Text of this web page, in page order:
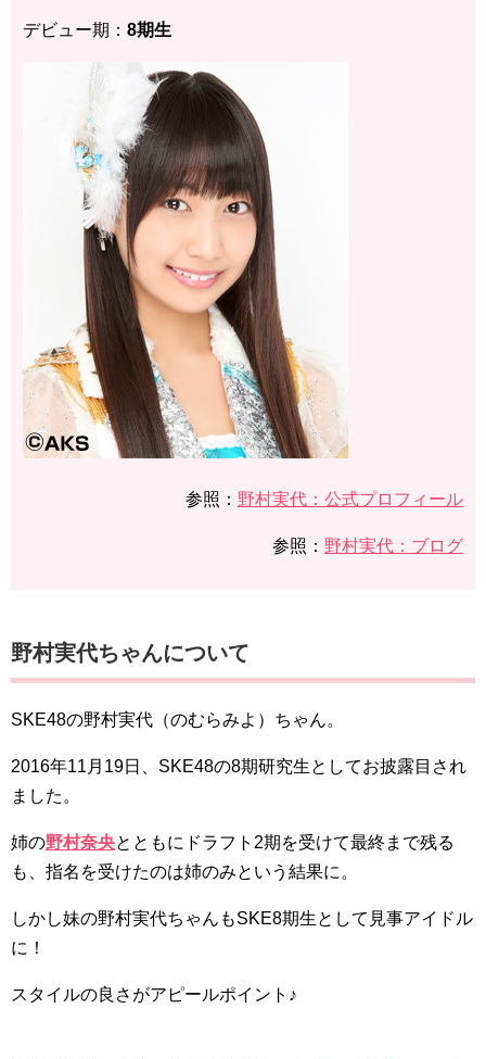
デビュー期： 8期生
参照： 野村実代：公式プロフィール
参照： 野村実代：ブログ
野村実代ちゃんについて
SKE48の野村実代（のむらみよ）ちゃん。
2016年11月19日、SKE48の8期研究生としてお披露目され
ました。
姉の野村奈央とともにドラフト2期を受けて最終まで残る
も、指名を受けたのは姉のみという結果に。
しかし妹の野村実代ちゃんもSKE8期生として見事アイドル
に！
スタイルの良さがアピールポイント♪